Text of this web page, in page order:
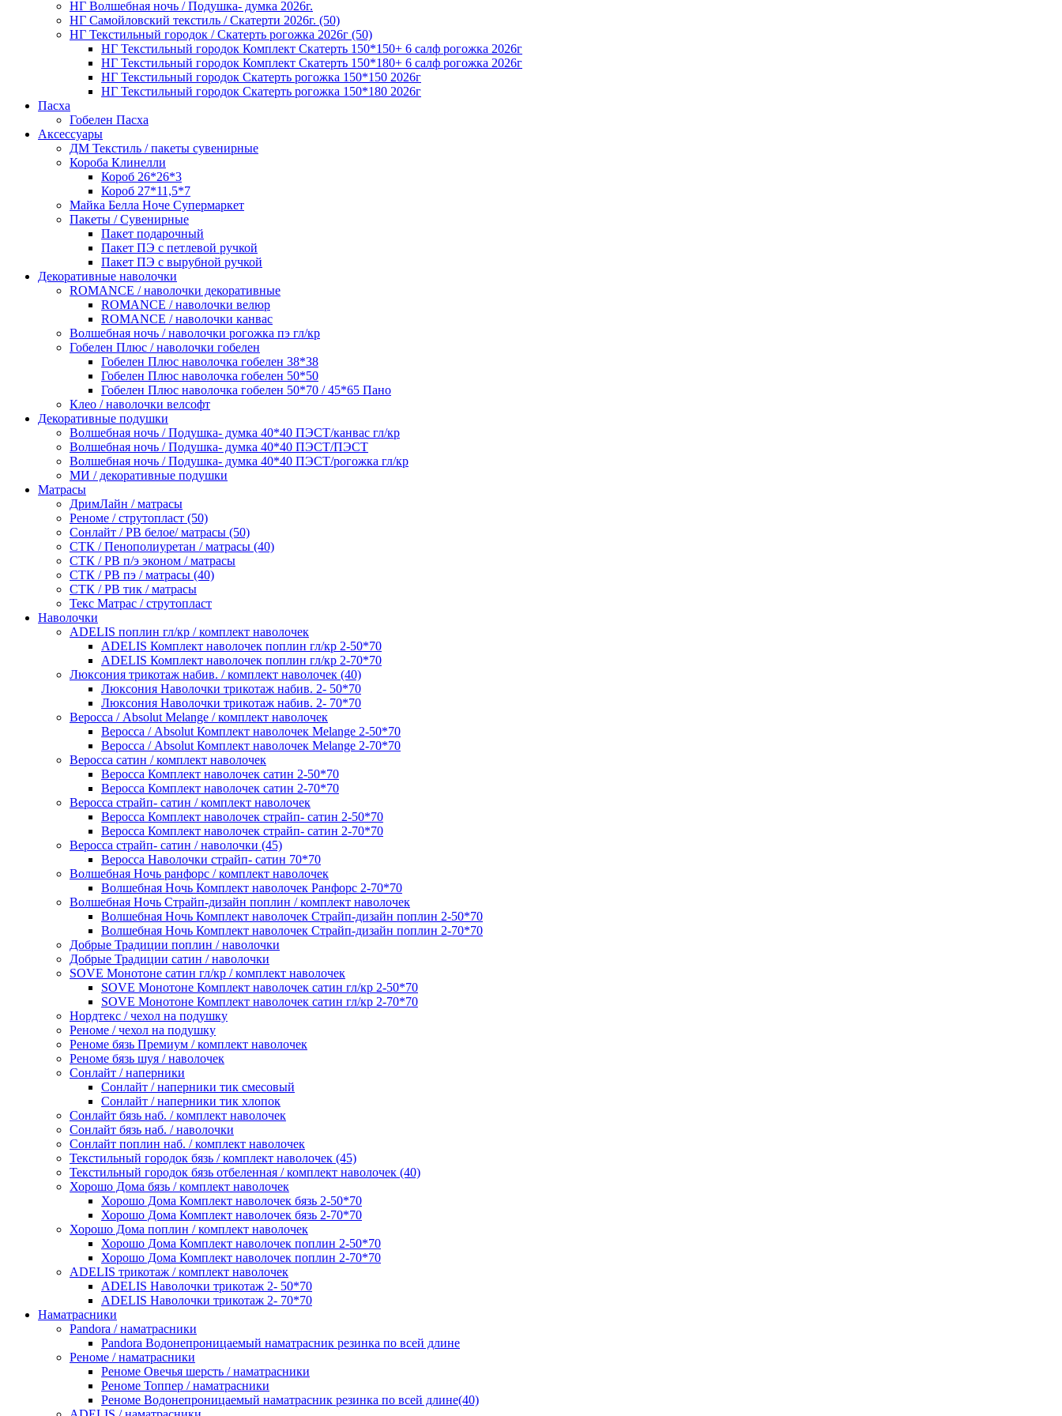
НГ Волшебная ночь / Подушка- думка 2026г.
НГ Самойловский текстиль / Скатерти 2026г. (50)
НГ Текстильный городок / Скатерть рогожка 2026г (50)
НГ Текстильный городок Комплект Скатерть 150*150+ 6 салф рогожка 2026г
НГ Текстильный городок Комплект Скатерть 150*180+ 6 салф рогожка 2026г
НГ Текстильный городок Скатерть рогожка 150*150 2026г
НГ Текстильный городок Скатерть рогожка 150*180 2026г
Пасха
Гобелен Пасха
Аксессуары
ДМ Текстиль / пакеты сувенирные
Короба Клинелли
Короб 26*26*3
Короб 27*11,5*7
Майка Белла Ноче Супермаркет
Пакеты / Сувенирные
Пакет подарочный
Пакет ПЭ с петлевой ручкой
Пакет ПЭ с вырубной ручкой
Декоративные наволочки
ROMANCE / наволочки декоративные
ROMANCE / наволочки велюр
ROMANCE / наволочки канвас
Волшебная ночь / наволочки рогожка пэ гл/кр
Гобелен Плюс / наволочки гобелен
Гобелен Плюс наволочка гобелен 38*38
Гобелен Плюс наволочка гобелен 50*50
Гобелен Плюс наволочка гобелен 50*70 / 45*65 Пано
Клео / наволочки велсофт
Декоративные подушки
Волшебная ночь / Подушка- думка 40*40 ПЭСТ/канвас гл/кр
Волшебная ночь / Подушка- думка 40*40 ПЭСТ/ПЭСТ
Волшебная ночь / Подушка- думка 40*40 ПЭСТ/рогожка гл/кр
МИ / декоративные подушки
Матрасы
ДримЛайн / матрасы
Реноме / струтопласт (50)
Сонлайт / РВ белое/ матрасы (50)
СТК / Пенополиуретан / матрасы (40)
СТК / РВ п/э эконом / матрасы
СТК / РВ пэ / матрасы (40)
СТК / РВ тик / матрасы
Текс Матрас / струтопласт
Наволочки
ADELIS поплин гл/кр / комплект наволочек
ADELIS Комплект наволочек поплин гл/кр 2-50*70
ADELIS Комплект наволочек поплин гл/кр 2-70*70
Люксония трикотаж набив. / комплект наволочек (40)
Люксония Наволочки трикотаж набив. 2- 50*70
Люксония Наволочки трикотаж набив. 2- 70*70
Веросса / Absolut Melange / комплект наволочек
Веросса / Absolut Комплект наволочек Melange 2-50*70
Веросса / Absolut Комплект наволочек Melange 2-70*70
Веросса сатин / комплект наволочек
Веросса Комплект наволочек сатин 2-50*70
Веросса Комплект наволочек сатин 2-70*70
Веросса страйп- сатин / комплект наволочек
Веросса Комплект наволочек страйп- сатин 2-50*70
Веросса Комплект наволочек страйп- сатин 2-70*70
Веросса страйп- сатин / наволочки (45)
Веросса Наволочки страйп- сатин 70*70
Волшебная Ночь ранфорс / комплект наволочек
Волшебная Ночь Комплект наволочек Ранфорс 2-70*70
Волшебная Ночь Страйп-дизайн поплин / комплект наволочек
Волшебная Ночь Комплект наволочек Страйп-дизайн поплин 2-50*70
Волшебная Ночь Комплект наволочек Страйп-дизайн поплин 2-70*70
Добрые Традиции поплин / наволочки
Добрые Традиции сатин / наволочки
SOVE Монотоне сатин гл/кр / комплект наволочек
SOVE Монотоне Комплект наволочек сатин гл/кр 2-50*70
SOVE Монотоне Комплект наволочек сатин гл/кр 2-70*70
Нордтекс / чехол на подушку
Реноме / чехол на подушку
Реноме бязь Премиум / комплект наволочек
Реноме бязь шуя / наволочек
Сонлайт / наперники
Сонлайт / наперники тик смесовый
Сонлайт / наперники тик хлопок
Сонлайт бязь наб. / комплект наволочек
Сонлайт бязь наб. / наволочки
Сонлайт поплин наб. / комплект наволочек
Текстильный городок бязь / комплект наволочек (45)
Текстильный городок бязь отбеленная / комплект наволочек (40)
Хорошо Дома бязь / комплект наволочек
Хорошо Дома Комплект наволочек бязь 2-50*70
Хорошо Дома Комплект наволочек бязь 2-70*70
Хорошо Дома поплин / комплект наволочек
Хорошо Дома Комплект наволочек поплин 2-50*70
Хорошо Дома Комплект наволочек поплин 2-70*70
ADELIS трикотаж / комплект наволочек
ADELIS Наволочки трикотаж 2- 50*70
ADELIS Наволочки трикотаж 2- 70*70
Наматрасники
Pandora / наматрасники
Pandora Водонепроницаемый наматрасник резинка по всей длине
Реноме / наматрасники
Реноме Овечья шерсть / наматрасники
Реноме Топпер / наматрасники
Реноме Водонепроницаемый наматрасник резинка по всей длине(40)